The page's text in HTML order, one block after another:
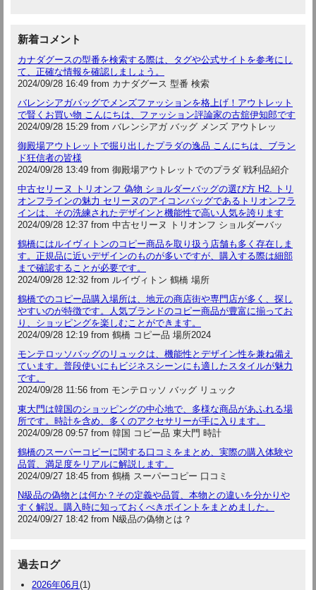
新着コメント
カナダグースの型番を検索する際は、タグや公式サイトを参考にし
て、正確な情報を確認しましょう。
2024/09/28 16:49 from カナダグース 型番 検索
バレンシアガバッグでメンズファッションを格上げ！アウトレット
で賢くお買い物 こんにちは、ファッション評論家の古舘伊知郎です
2024/09/28 15:29 from バレンシアガ バッグ メンズ アウトレッ
御殿場アウトレットで掘り出したプラダの逸品 こんにちは、ブラン
ド狂信者の皆様
2024/09/28 13:49 from 御殿場アウトレットでのプラダ 戦利品紹介
中古セリーヌ トリオンフ 偽物 ショルダーバッグの選び方 H2. トリ
オンフラインの魅力 セリーヌのアイコンバッグであるトリオンフラ
インは、その洗練されたデザインと機能性で高い人気を誇ります
2024/09/28 12:37 from 中古セリーヌ トリオンフ ショルダーバッ
鶴橋にはルイヴィトンのコピー商品を取り扱う店舗も多く存在しま
す。正規品に近いデザインのものが多いですが、購入する際は細部
まで確認することが必要です。
2024/09/28 12:32 from ルイヴィトン 鶴橋 場所
鶴橋でのコピー品購入場所は、地元の商店街や専門店が多く、探し
やすいのが特徴です。人気ブランドのコピー商品が豊富に揃ってお
り、ショッピングを楽しむことができます。
2024/09/28 12:19 from 鶴橋 コピー品 場所2024
モンテロッソバッグのリュックは、機能性とデザイン性を兼ね備え
ています。普段使いにもビジネスシーンにも適したスタイルが魅力
です。
2024/09/28 11:56 from モンテロッソ バッグ リュック
東大門は韓国のショッピングの中心地で、多様な商品があふれる場
所です。時計を含め、多くのアクセサリーが手に入ります。
2024/09/28 09:57 from 韓国 コピー品 東大門 時計
鶴橋のスーパーコピーに関する口コミをまとめ、実際の購入体験や
品質、満足度をリアルに解説します。
2024/09/27 18:45 from 鶴橋 スーパーコピー 口コミ
N級品の偽物とは何か？その定義や品質、本物との違いを分かりや
すく解説。購入時に知っておくべきポイントをまとめました。
2024/09/27 18:42 from N級品の偽物とは？
過去ログ
2026年06月(1)